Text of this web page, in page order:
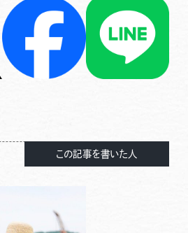
この記事を書いた人